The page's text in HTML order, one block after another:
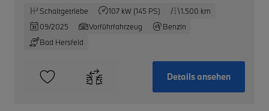
Schaltgetriebe 107 kW (145 PS)
1.500 km
09/2025
Vorführfahrzeug
Benzin
Bad Hersfeld
Details ansehen